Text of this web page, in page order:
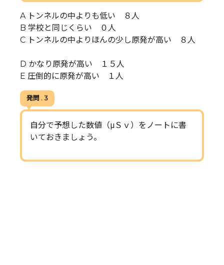
A トンネルの中よりも低い ８人
B 学校と同じくらい ０人
C トンネルの中よりほんの少し原発が高い ８人
D かなり原発が高い １５人
E 圧倒的に原発が高い １人
発問 . 3
自分で予想した数値（μＳｖ）をノートに書
いておきましょう。